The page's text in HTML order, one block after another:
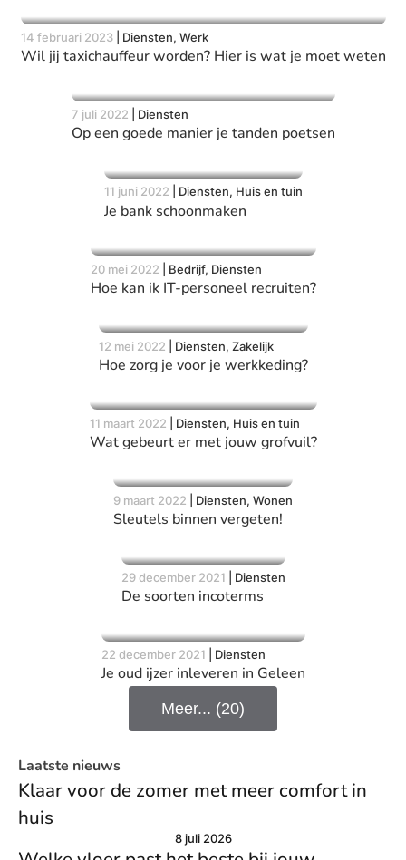
14 februari 2023| Diensten, Werk
Wil jij taxichauffeur worden? Hier is wat je moet weten
7 juli 2022 Diensten
Op een goede manier je tanden poetsen
11 juni 2022 Diensten, Huis en tuin
Je bank schoonmaken
20 mei 2022 Bedrijf, Diensten
Hoe kan ik IT-personeel recruiten?
12 mei 2022 Diensten, Zakelijk
Hoe zorg je voor je werkkeding?
11 maart 2022 Diensten, Huis en tuin
Wat gebeurt er met jouw grofvuil?
9 maart 2022 Diensten, Wonen
Sleutels binnen vergeten!
29 december 2021 Diensten
De soorten incoterms
22 december 2021 Diensten
Je oud ijzer inleveren in Geleen
Meer... (20)
Laatste nieuws
Klaar voor de zomer met meer comfort in
huis
8 juli 2026